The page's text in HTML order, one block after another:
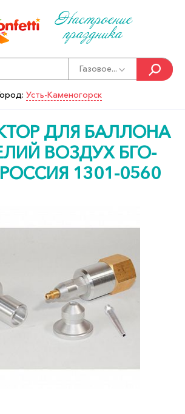
Настроение
праздника
Газовое...
Усть-Каменогорск
ДЛЯ БАЛЛОНА
ВОЗДУХ БГО-
1301-0560